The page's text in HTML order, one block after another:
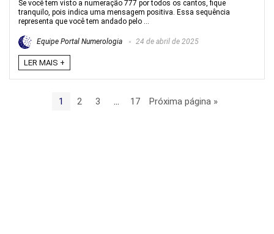
Se você tem visto a numeração 777 por todos os cantos, fique
tranquilo, pois indica uma mensagem positiva. Essa sequência
representa que você tem andado pelo ...
Equipe Portal Numerologia 24 de abril de 2025
LER MAIS +
1 2 3 17 Próxima página »